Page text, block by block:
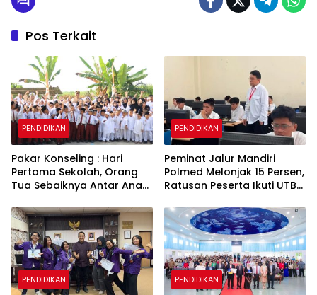
Pos Terkait
PENDIDIKAN
Pakar Konseling : Hari
Pertama Sekolah, Orang
Tua Sebaiknya Antar Anak
PENDIDIKAN
Peminat Jalur Mandiri
Polmed Melonjak 15 Persen,
Ratusan Peserta Ikuti UTBK
PENDIDIKAN PENDIDIKAN